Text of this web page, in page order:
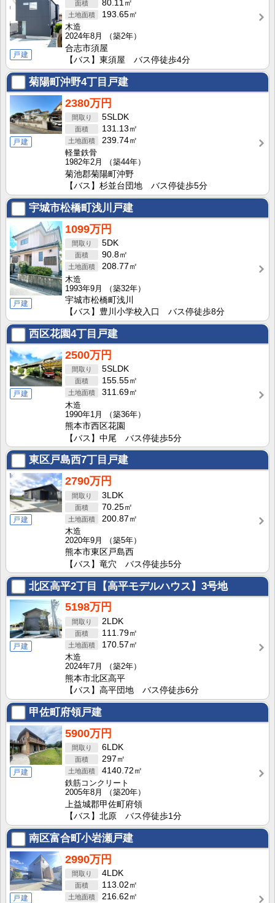
戸建
80.11㎡
193.65㎡
木造
2024年8月
（築2年）
合志市須屋
【バス】東須屋 バス停徒歩4分
菊陽町沖野4丁目戸建
戸建
2380万円
5SLDK
131.13㎡
239.74㎡
軽量鉄骨
1982年2月
（築44年）
菊池郡菊陽町沖野
【バス】杉並台団地 バス停徒歩5分
宇城市松橋町浅川戸建
戸建
1099万円
5DK
90.8㎡
208.77㎡
木造
1993年9月
（築32年）
宇城市松橋町浅川
【バス】豊川小学校入口 バス停徒歩8分
西区花園4丁目戸建
戸建
2500万円
5SLDK
155.55㎡
311.69㎡
木造
1990年1月
（築36年）
熊本市西区花園
【バス】中尾 バス停徒歩5分
東区戸島西7丁目戸建
戸建
2790万円
3LDK
70.25㎡
200.87㎡
木造
2020年9月
（築5年）
熊本市東区戸島西
【バス】竜穴 バス停徒歩5分
北区高平2丁目【高平モデルハウス】3号地
戸建
5198万円
2LDK
111.79㎡
170.57㎡
木造
2024年7月
（築2年）
熊本市北区高平
【バス】高平団地 バス停徒歩6分
甲佐町府領戸建
戸建
5900万円
6LDK
297㎡
4140.72㎡
鉄筋コンクリート
2005年8月
（築20年）
上益城郡甲佐町府領
【バス】北原 バス停徒歩1分
南区富合町小岩瀬戸建
戸建
2990万円
4LDK
113.02㎡
216.62㎡